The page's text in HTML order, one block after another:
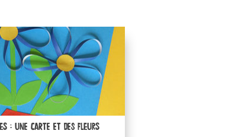
: une carte et des fleurs